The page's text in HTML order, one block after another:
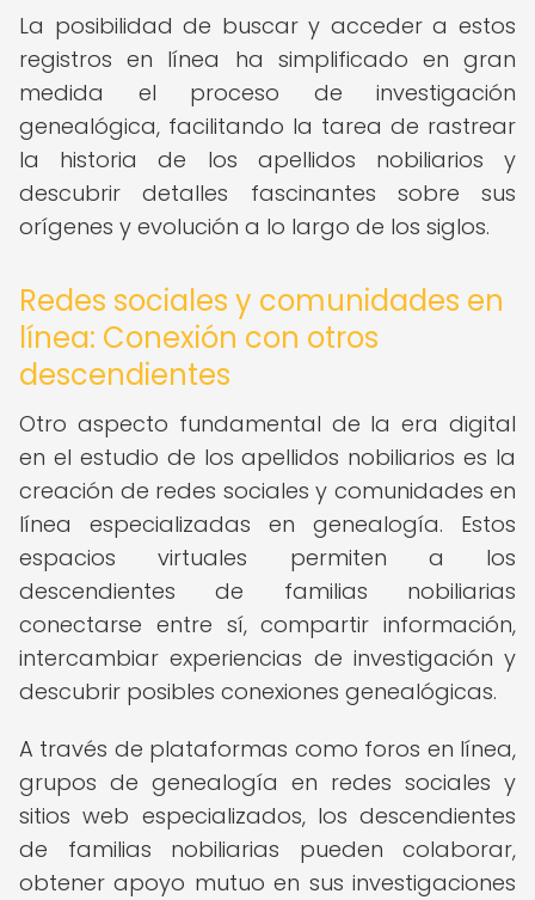
La posibilidad de buscar y acceder a estos
registros en línea ha simplificado en gran
medida el proceso de investigación
genealógica, facilitando la tarea de rastrear
la historia de los apellidos nobiliarios y
descubrir detalles fascinantes sobre sus
orígenes y evolución a lo largo de los siglos.
Redes sociales y comunidades en
línea: Conexión con otros
descendientes
Otro aspecto fundamental de la era digital
en el estudio de los apellidos nobiliarios es la
creación de redes sociales y comunidades en
línea especializadas en genealogía. Estos
espacios virtuales permiten a los
descendientes de familias nobiliarias
conectarse entre sí, compartir información,
intercambiar experiencias de investigación y
descubrir posibles conexiones genealógicas.
A través de plataformas como foros en línea,
grupos de genealogía en redes sociales y
sitios web especializados, los descendientes
de familias nobiliarias pueden colaborar,
obtener apoyo mutuo en sus investigaciones